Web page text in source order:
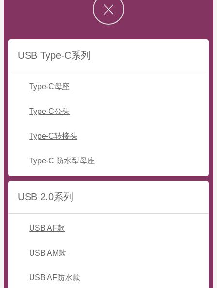
USB Type-C系列
Type-C母座
Type-C公头
Type-C转接头
Type-C 防水型母座
USB 2.0系列
USB AF款
USB AM款
USB AF防水款